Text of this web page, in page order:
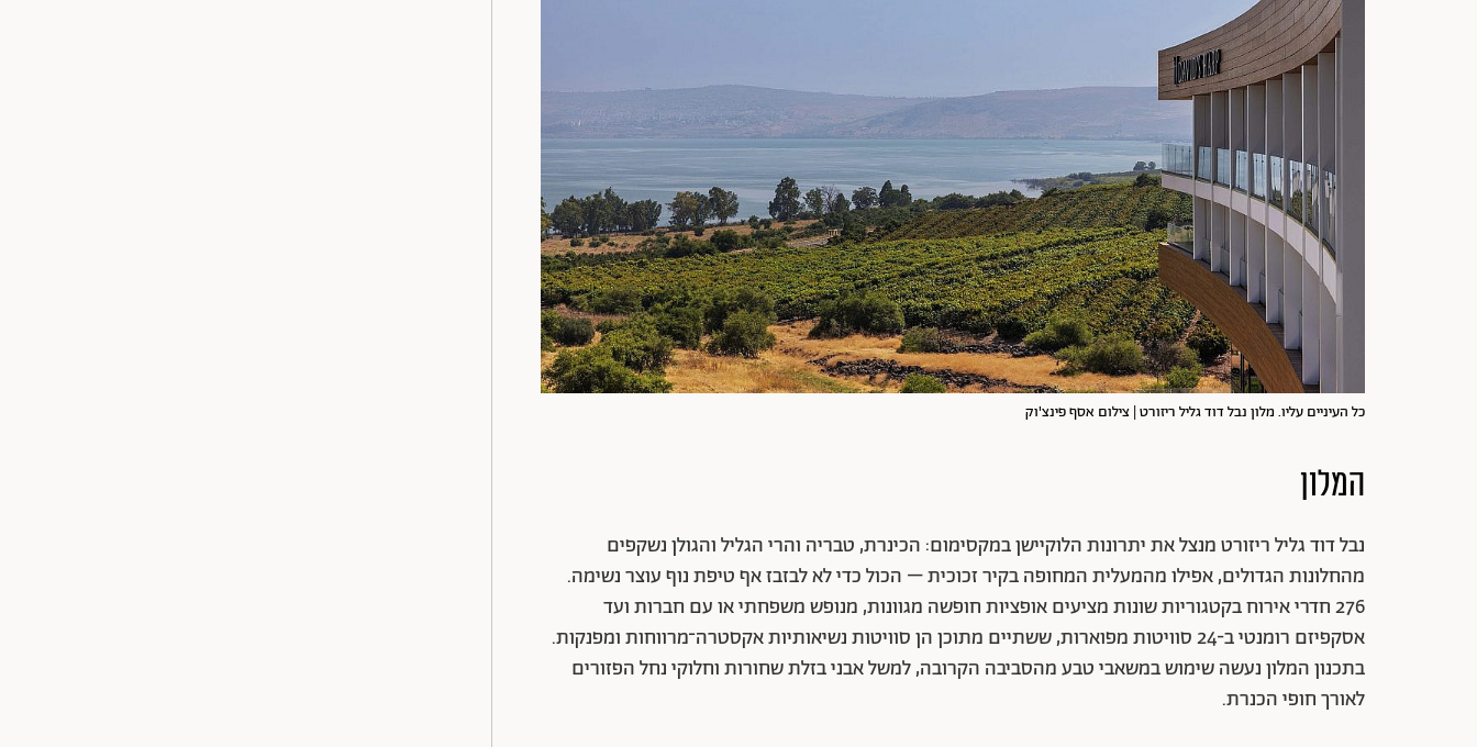
כל העיניים עליו. מלון נבל דוד גליל ריזורט | צילום אסף פינצ'וק
המלון
נבל דוד גליל ריזורט מנצל את יתרונות הלוקיישן במקסימום: הכינרת, טבריה והרי הגליל והגולן נשקפים
מהחלונות הגדולים, אפילו מהמעלית המחופה בקיר זכוכית – הכול כדי לא לבזבז אף טיפת נוף עוצר נשימה.
276 חדרי אירוח בקטגוריות שונות מציעים אופציות חופשה מגוונות, מנופש משפחתי או עם חברות ועד
אסקפיזם רומנטי ב-24 סוויטות מפוארות, ששתיים מתוכן הן סוויטות נשיאותיות אקסטרה־מרווחות ומפנקות.
בתכנון המלון נעשה שימוש במשאבי טבע מהסביבה הקרובה, למשל אבני בזלת שחורות וחלוקי נחל הפזורים
לאורך חופי הכנרת.